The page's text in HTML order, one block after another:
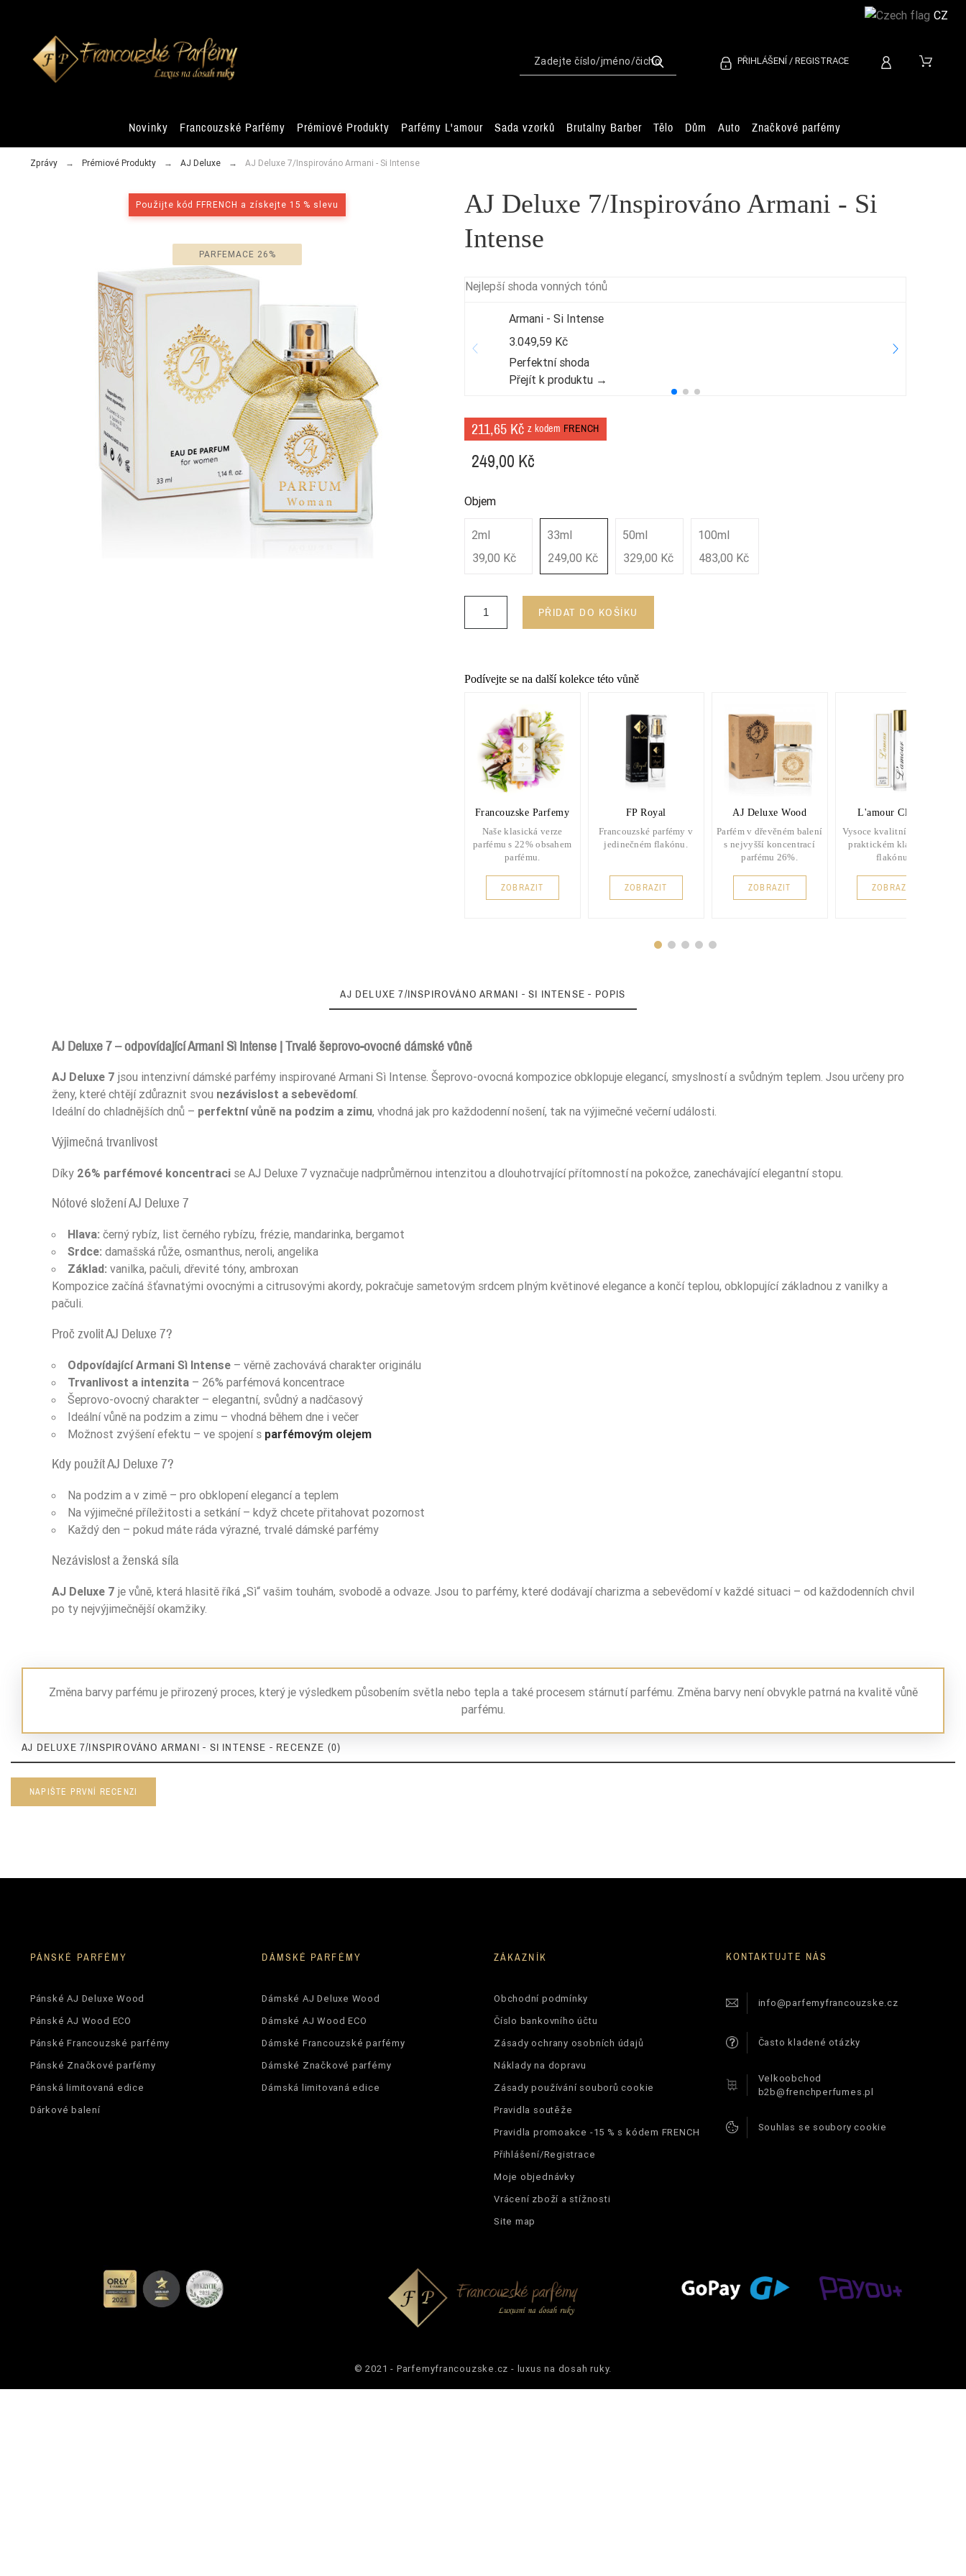
PŘIHLÁŠENÍ / REGISTRACE
Novinky Francouzské Parfémy Prémiové Produkty Parfémy L'amour Sada vzorků Brutalny Barber Tělo Dům Auto Značkové parfémy
Zprávy Prémiové Produkty AJ Deluxe AJ Deluxe 7/Inspirováno Armani - Si Intense
PARFEMACE 26%
Použijte kód FFRENCH a získejte 15 % slevu
AJ Deluxe 7/Inspirováno Armani - Si
Intense
Nejlepší shoda vonných tónů
Armani - Si Intense
3.049,59 Kč
Perfektní shoda
Přejít k produktu →
211,65 Kč z kodem FRENCH
249,00 Kč
Objem
2ml
39,00 Kč
33ml
249,00 Kč
50ml
329,00 Kč
100ml
483,00 Kč
PŘIDAT DO KOŠÍKU
Podívejte se na další kolekce této vůně
Francouzske Parfemy
Naše klasická verze
parfému s 22% obsahem
parfému.
ZOBRAZIT
FP Royal
Francouzské parfémy v
jedinečném flakónu.
ZOBRAZIT
AJ Deluxe Wood
Parfém v dřevěném balení
s nejvyšší koncentrací
parfému 26%.
ZOBRAZIT
L'amour Classic
Vysoce kvalitní parfém v
praktickém klasickém
flakónu.
ZOBRAZIT
AJ DELUXE 7/INSPIROVÁNO ARMANI - SI INTENSE - POPIS
AJ Deluxe 7 – odpovídající Armani Sì Intense | Trvalé šeprovo-ovocné dámské vůně
AJ Deluxe 7 jsou intenzivní dámské parfémy inspirované Armani Sì Intense. Šeprovo-ovocná kompozice obklopuje elegancí, smyslností a svůdným teplem. Jsou určeny pro
ženy, které chtějí zdůraznit svou nezávislost a sebevědomí.
Ideální do chladnějších dnů – perfektní vůně na podzim a zimu, vhodná jak pro každodenní nošení, tak na výjimečné večerní události.
Výjimečná trvanlivost
Díky 26% parfémové koncentraci se AJ Deluxe 7 vyznačuje nadprůměrnou intenzitou a dlouhotrvající přítomností na pokožce, zanechávající elegantní stopu.
Nótové složení AJ Deluxe 7
Hlava: černý rybíz, list černého rybízu, frézie, mandarinka, bergamot
Srdce: damašská růže, osmanthus, neroli, angelika
Základ: vanilka, pačuli, dřevité tóny, ambroxan
Kompozice začíná šťavnatými ovocnými a citrusovými akordy, pokračuje sametovým srdcem plným květinové elegance a končí teplou, obklopující základnou z vanilky a
pačuli.
Proč zvolit AJ Deluxe 7?
Odpovídající Armani Sì Intense – věrně zachovává charakter originálu
Trvanlivost a intenzita – 26% parfémová koncentrace
Šeprovo-ovocný charakter – elegantní, svůdný a nadčasový
Ideální vůně na podzim a zimu – vhodná během dne i večer
Možnost zvýšení efektu – ve spojení s parfémovým olejem
Kdy použít AJ Deluxe 7?
Na podzim a v zimě – pro obklopení elegancí a teplem
Na výjimečné příležitosti a setkání – když chcete přitahovat pozornost
Každý den – pokud máte ráda výrazné, trvalé dámské parfémy
Nezávislost a ženská síla
AJ Deluxe 7 je vůně, která hlasitě říká „Sì“ vašim touhám, svobodě a odvaze. Jsou to parfémy, které dodávají charizma a sebevědomí v každé situaci – od každodenních chvil
po ty nejvýjimečnější okamžiky.
Zaperfumowanie
Změna barvy parfému je přirozený proces, který je výsledkem působením světla nebo tepla a také procesem stárnutí parfému. Změna barvy není obvykle patrná na kvalitě vůně
parfému.
AJ DELUXE 7/INSPIROVÁNO ARMANI - SI INTENSE - RECENZE (0)
NAPIŠTE PRVNÍ RECENZI
PÁNSKÉ PARFÉMY
Pánské AJ Deluxe Wood
Pánské AJ Wood ECO
Pánské Francouzské parfémy
Pánské Značkové parfémy
Pánská limitovaná edice
Dárkové balení
DÁMSKÉ PARFÉMY
Dámské AJ Deluxe Wood
Dámské AJ Wood ECO
Dámské Francouzské parfémy
Dámské Značkové parfémy
Dámská limitovaná edice
ZÁKAZNÍK
Obchodní podmínky
Číslo bankovního účtu
Zásady ochrany osobních údajů
Náklady na dopravu
Zásady používání souborů cookie
Pravidla soutěže
Pravidla promoakce -15 % s kódem FRENCH
Přihlášení/Registrace
Moje objednávky
Vrácení zboží a stížnosti
Site map
KONTAKTUJTE NÁS
info@parfemyfrancouzske.cz
Často kladené otázky
Velkoobchod
b2b@frenchperfumes.pl
Souhlas se soubory cookie
© 2021 - Parfemyfrancouzske.cz - luxus na dosah ruky.
CZ